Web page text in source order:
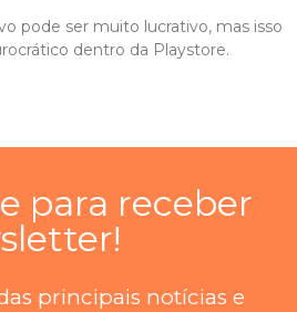
pode ser muito lucrativo, mas isso
dentro da Playstore.
para receber
principais notícias e